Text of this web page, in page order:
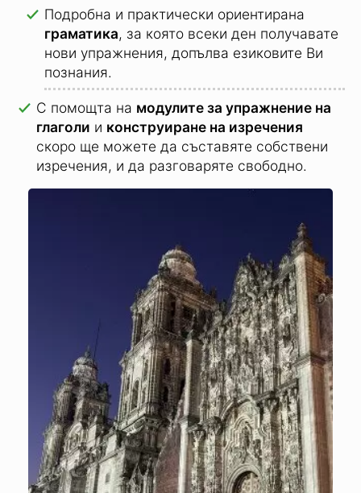
идиоматични изразиВи помагат да
научите думите в техниятематичен
контекстив пълни изречения.
Подробна и практически ориентирана
граматика, за която всеки ден получавате
нови упражнения, допълва езиковите Ви
познания.
С помощта на модулите за упражнение на
изречения, и да разговаряте свободно.